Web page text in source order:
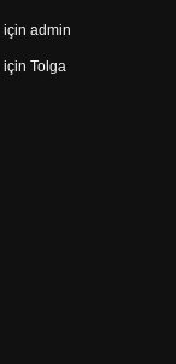
için admin
için Tolga